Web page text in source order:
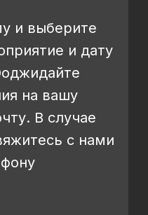
и выберите
и дату
на вашу
В случае
с нами